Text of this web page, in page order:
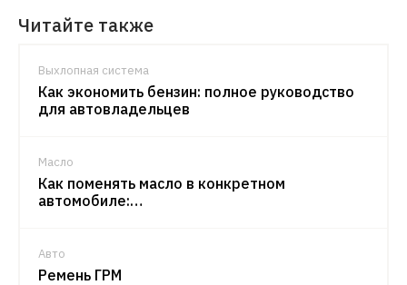
Читайте также
Выхлопная система
Как экономить бензин: полное руководство
для автовладельцев
Масло
Как поменять масло в конкретном
автомобиле:…
Авто
Ремень ГРМ